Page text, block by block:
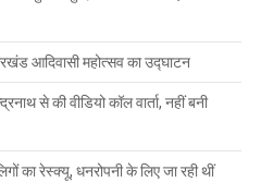
आदिवासी महोत्सव का उद्घाटन
से की वीडियो कॉल वार्ता, नहीं बनी
का रेस्क्यू, धनरोपनी के लिए जा रही थीं